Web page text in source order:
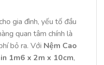
gia đình, yếu tố đầu
quan tâm chính là
bỏ ra. Với Nệm Cao
1m6 x 2m x 10cm,